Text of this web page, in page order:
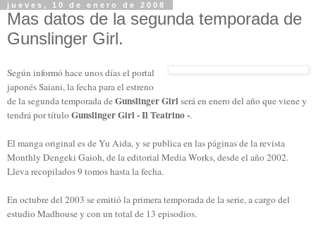
jueves, 10 de enero de 2008
Mas datos de la segunda temporada de
Gunslinger Girl.
Según informó hace unos días el portal
japonés Saiani, la fecha para el estreno
de la segunda temporada deGunslinger Girlserá en enero del año que viene y
tendrá por títuloGunslinger Girl - Il Teatrino -.
El manga original es de Yu Aida, y se publica en las páginas de la revista
Monthly Dengeki Gaioh, de la editorial Media Works, desde el año 2002.
Lleva recopilados 9 tomos hasta la fecha.
En octubre del 2003 se emitió la primera temporada de la serie, a cargo del
estudio Madhouse y con un total de 13 episodios.